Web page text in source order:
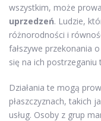
wszystkim, może
uprzedzeń. Ludzie,
różnorodności i
fałszywe przekonania
się na ich postrzeganiu
Działania te mogą
płaszczyznach, takich
usług. Osoby z grup